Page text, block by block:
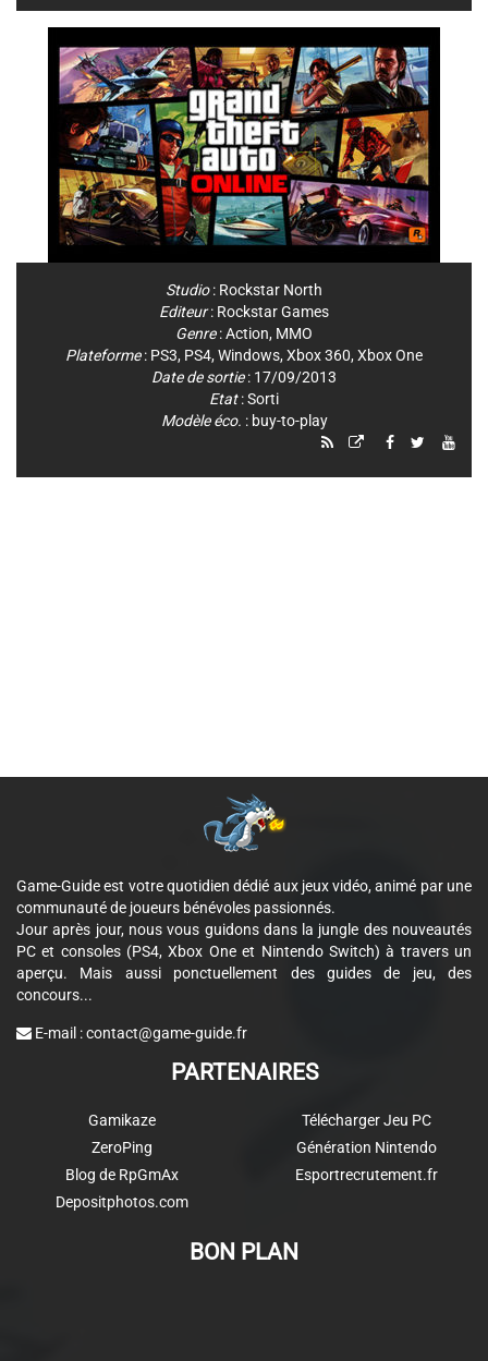
Studio: Rockstar North
Editeur: Rockstar Games
Genre:Action, MMO
Plateforme: PS3, PS4, Windows, Xbox 360, Xbox One
Date de sortie: 17/09/2013
Etat: Sorti
Modèle éco. : buy-to-play
Game-Guide est votre quotidien dédié aux jeux vidéo, animé par une
communauté de joueurs bénévoles passionnés.
Jour après jour, nous vous guidons dans la jungle des nouveautés
PC et consoles (PS4, Xbox One et Nintendo Switch) à travers un
aperçu. Mais aussi ponctuellement des guides de jeu, des
concours...
E-mail :contact@game-guide.fr
PARTENAIRES
Gamikaze
ZeroPing
Blog de RpGmAx
Depositphotos.com
Télécharger Jeu PC
Génération Nintendo
Esportrecrutement.fr
BON PLAN